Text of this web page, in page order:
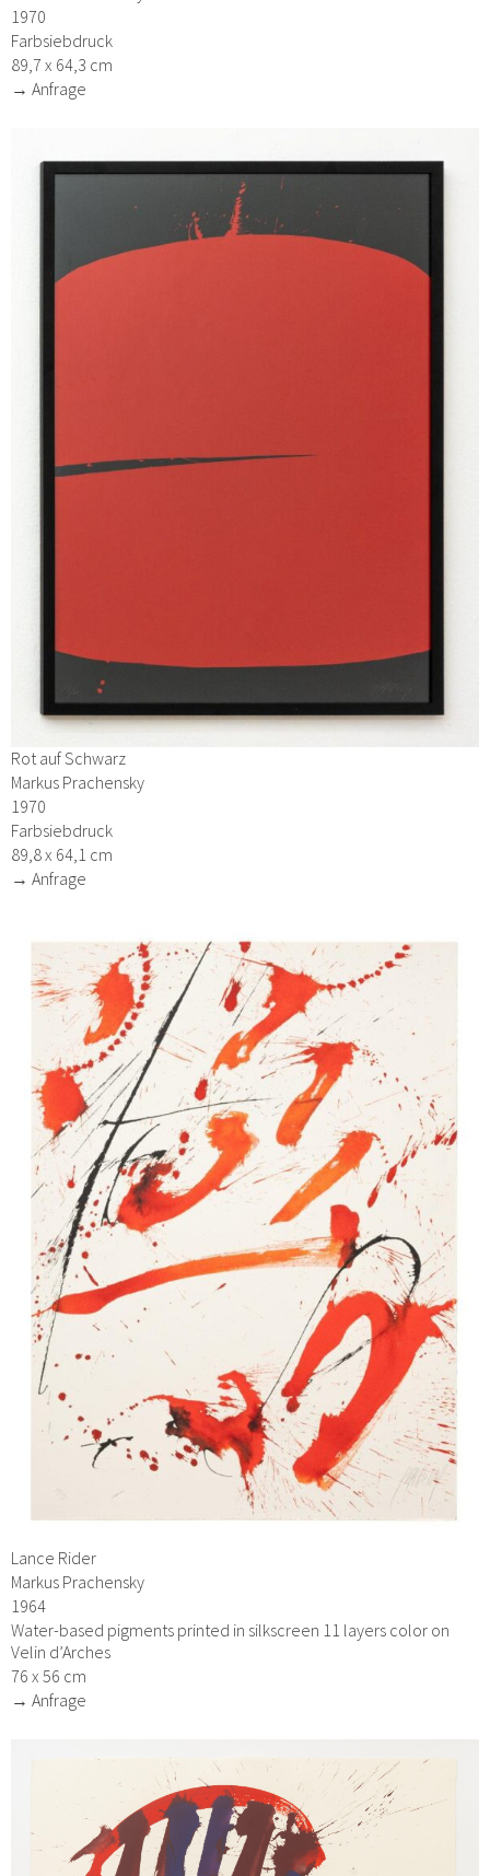
1970
Farbsiebdruck
89,7 x 64,3 cm
→ Anfrage
Rot auf Schwarz
Markus Prachensky
1970
Farbsiebdruck
89,8 x 64,1 cm
→ Anfrage
Lance Rider
Markus Prachensky
1964
Water-based pigments printed in silkscreen 11 layers color on
Velin d’Arches
76 x 56 cm
→ Anfrage